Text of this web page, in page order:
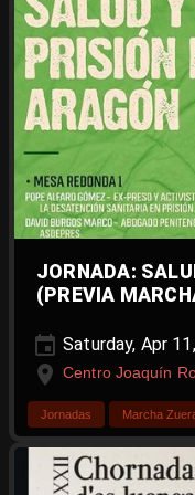
JORNADA:
(PREVIA
Saturday, Apr
Centro Joaquín
Jornadas Marcha